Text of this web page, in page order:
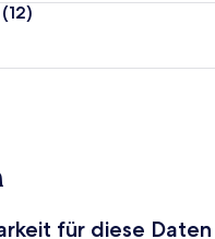
(12)
für diese Daten